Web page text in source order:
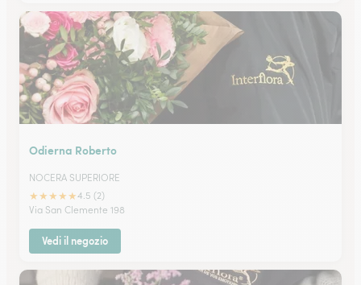
Odierna Roberto
NOCERA SUPERIORE
★★★★★4.5 (2)
Via San Clemente 198
Vedi il negozio